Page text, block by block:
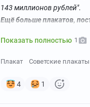
Katherine Milhous.
143 миллионов рублей".
Ещё больше плакатов,
Показать полностью 1
Плакат Советские плакаты
4 1